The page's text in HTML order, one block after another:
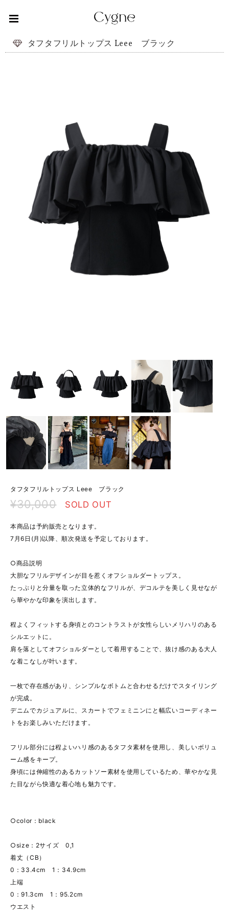
タフタフリルトップス Leee ブラック
タフタフリルトップス Leee ブラック
¥30,000 SOLD OUT
本商品は予約販売となります。
7月6日(月)以降、順次発送を予定しております。
○商品説明
大胆なフリルデザインが目を惹くオフショルダートップス。
たっぷりと分量を取った立体的なフリルが、デコルテを美しく見せなが
ら華やかな印象を演出します。
程よくフィットする身頃とのコントラストが女性らしいメリハリのある
シルエットに。
肩を落としてオフショルダーとして着用することで、抜け感のある大人
な着こなしが叶います。
一枚で存在感があり、シンプルなボトムと合わせるだけでスタイリング
が完成。
デニムでカジュアルに、スカートでフェミニンにと幅広いコーディネー
トをお楽しみいただけます。
フリル部分には程よいハリ感のあるタフタ素材を使用し、美しいボリュ
ーム感をキープ。
身頃には伸縮性のあるカットソー素材を使用しているため、華やかな見
た目ながら快適な着心地も魅力です。
○color：black
○size：2サイズ 0,1
着丈（CB）
0：33.4cm 1：34.9cm
上端
0：91.3cm 1：95.2cm
ウエスト